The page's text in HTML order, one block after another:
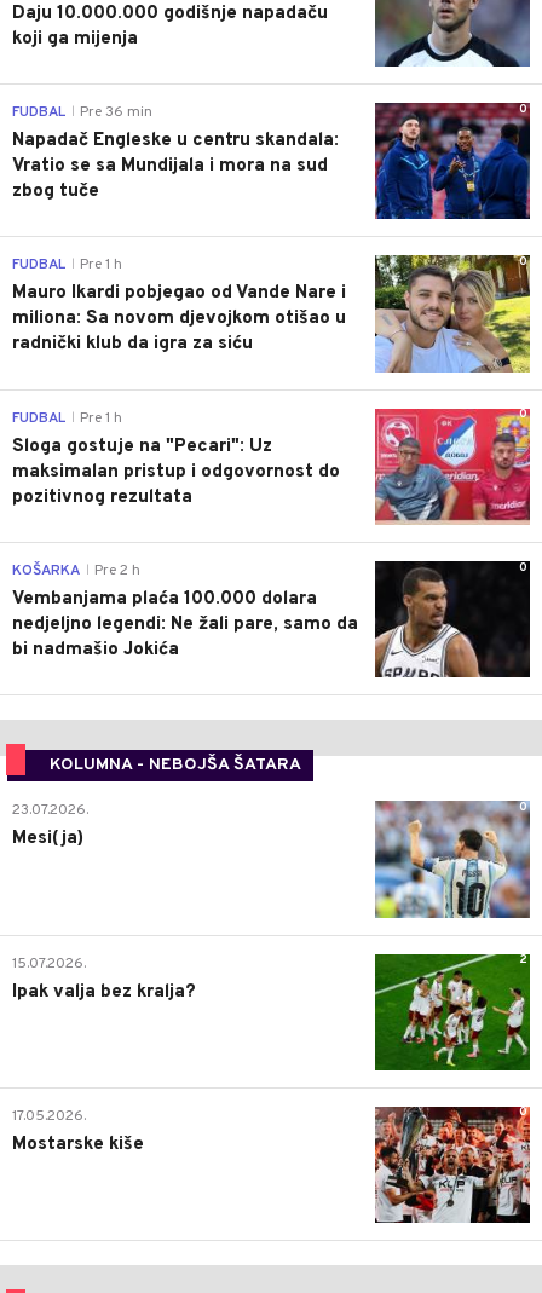
Daju 10.000.000 godišnje napadaču
koji ga mijenja
0
FUDBAL Pre 36 min
Napadač Engleske u centru skandala:
Vratio se sa Mundijala i mora na sud
zbog tuče
0
FUDBAL Pre 1 h
Mauro Ikardi pobjegao od Vande Nare i
miliona: Sa novom djevojkom otišao u
radnički klub da igra za siću
0
FUDBAL Pre 1 h
Sloga gostuje na "Pecari": Uz
maksimalan pristup i odgovornost do
pozitivnog rezultata
0
KOŠARKA Pre 2 h
Vembanjama plaća 100.000 dolara
nedjeljno legendi: Ne žali pare, samo da
bi nadmašio Jokića
KOLUMNA - NEBOJŠA ŠATARA
0
23.07.2026.
Mesi(ja)
2
15.07.2026.
Ipak valja bez kralja?
0
17.05.2026.
Mostarske kiše